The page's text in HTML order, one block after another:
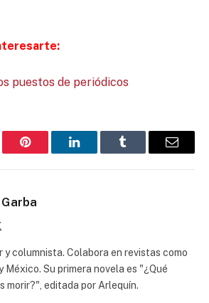
puestos de periódicos
Pinterest LinkedInTumblr Email
y columnista. Colabora en revistas como
México. Su primera novela es "¿Qué
morir?", editada por Arlequín.